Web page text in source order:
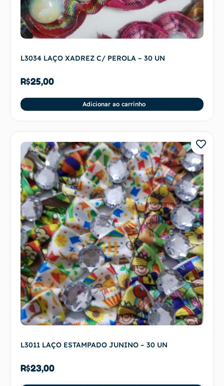
L3034 LAÇO XADREZ C/ PEROLA – 30 UN
R$25,00
Adicionar ao carrinho
L3011 LAÇO ESTAMPADO JUNINO – 30 UN
R$23,00